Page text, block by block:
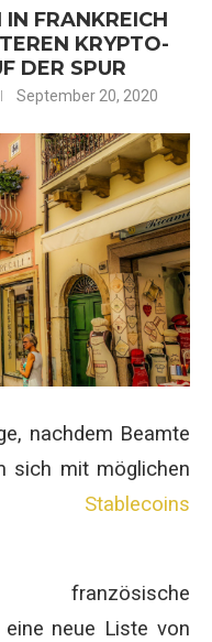
FRANKREICH
KRYPTO-
DER SPUR
September 20, 2020
nachdem Beamte
sich mit möglichen
Stablecoins
neue Liste von